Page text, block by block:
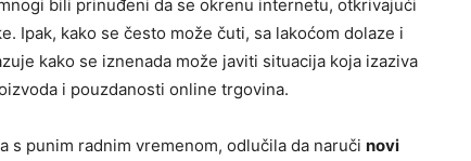
bili prinuđeni da se okrenu internetu, otkrivajući
Ipak, kako se često može čuti, sa lakoćom dolaze i
kako se iznenada može javiti situacija koja izaziva
i pouzdanosti online trgovina.
s punim radnim vremenom, odlučila da naruči novi